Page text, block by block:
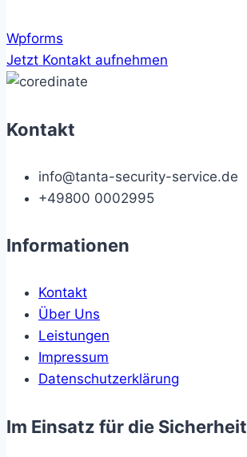
Wpforms
Jetzt Kontakt aufnehmen
Kontakt
info@tanta-security-service.de
+49800 0002995
Informationen
Kontakt
Über Uns
Leistungen
Impressum
Datenschutzerklärung
Im Einsatz für die Sicherheit